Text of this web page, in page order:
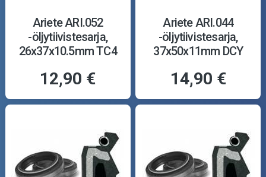
Ariete ARI.052
-öljytiivistesarja,
26x37x10.5mm TC4
12,90 €
Ariete ARI.044
-öljytiivistesarja,
37x50x11mm DCY
14,90 €